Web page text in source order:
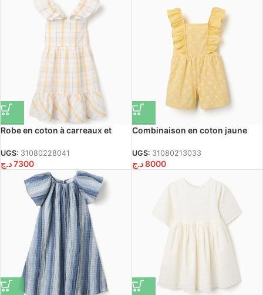
Robe en coton à carreaux et
blanc/jaune/bleu/rouge
UGS: 31080228041
7300د.ج
Combinaison en coton jaune
pour filles
UGS: 31080213033
8000 د.ج